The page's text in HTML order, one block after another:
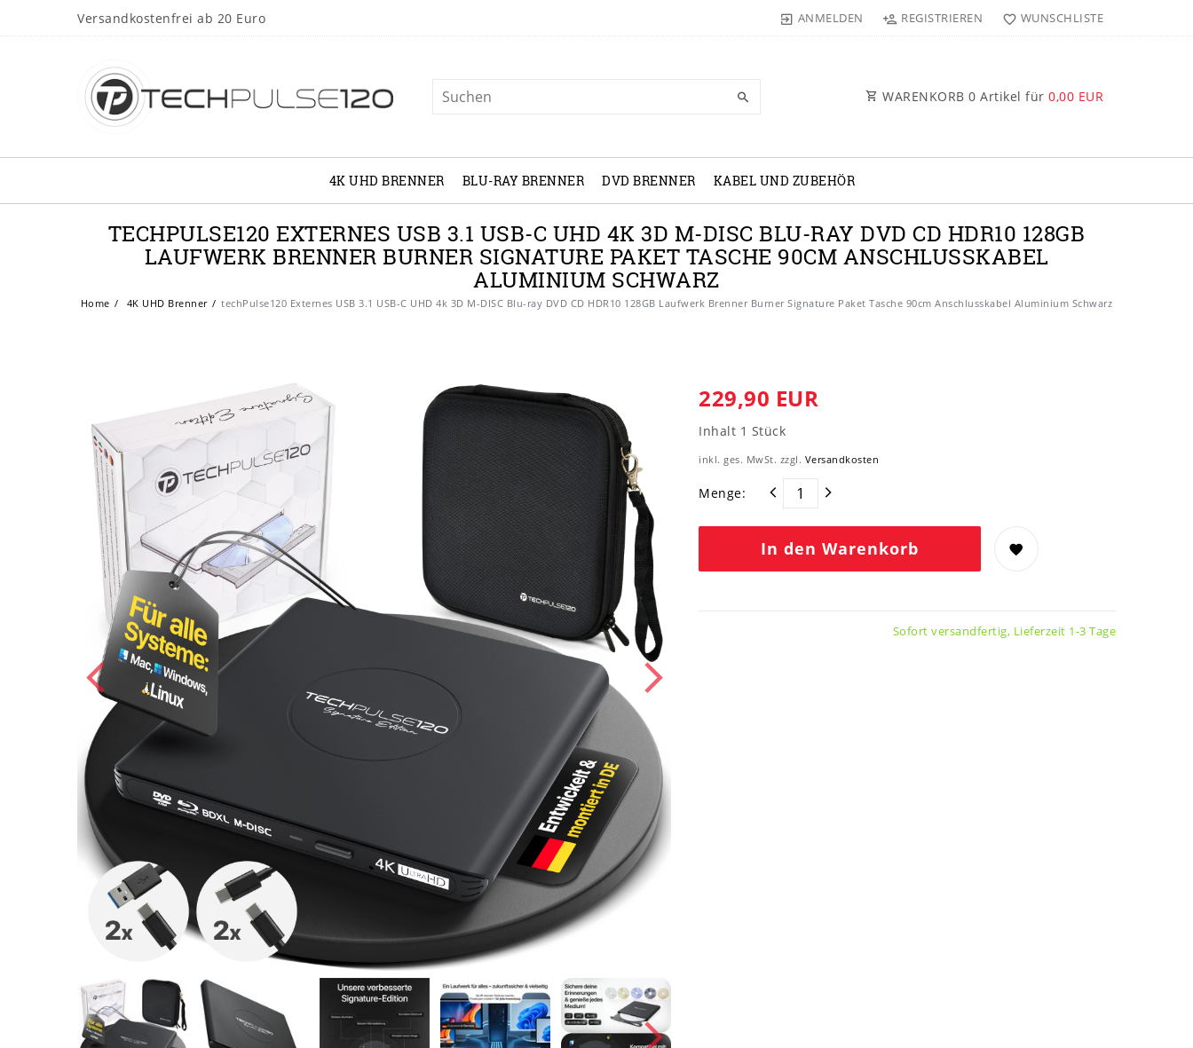
Versandkostenfrei ab 20 Euro ANMELDEN REGISTRIEREN WUNSCHLISTE
WARENKORB 0 Artikel für 0,00 EUR
4K UHD BRENNER BLU-RAY BRENNER DVD BRENNER KABEL UND ZUBEHÖR
TECHPULSE120 EXTERNES USB 3.1 USB-C UHD 4K 3D M-DISC BLU-RAY DVD CD HDR10 128GB
LAUFWERK BRENNER BURNER SIGNATURE PAKET TASCHE 90CM ANSCHLUSSKABEL
ALUMINIUM SCHWARZ
Home 4K UHD Brenner techPulse120 Externes USB 3.1 USB-C UHD 4k 3D M-DISC Blu-ray DVD CD HDR10 128GB Laufwerk Brenner Burner Signature Paket Tasche 90cm Anschlusskabel Aluminium Schwarz
229,90 EUR
Inhalt 1 Stück
inkl. ges. MwSt. zzgl. Versandkosten
Menge:
In den Warenkorb
Sofort versandfertig, Lieferzeit 1-3 Tage